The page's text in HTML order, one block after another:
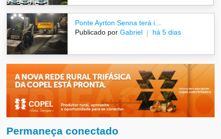
Ponte Ayrton Senna terá i...
Publicado por Gabriel há 5 dias
Permaneça conectado